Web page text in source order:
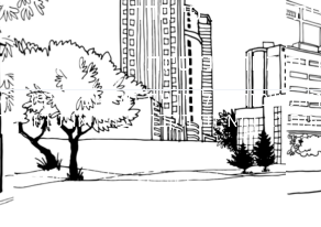
מטה הנדסיות
תכנון ודפי חדר
שמורות לעיריית תל-אביב-יפו.
הוא זה הקבוע בהוראות